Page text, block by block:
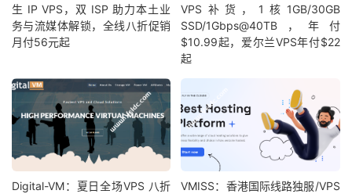
生 IP VPS，双 ISP 助力本土业
务与流媒体解锁，全线八折促销
月付56元起
VPS补货，1核1GB/30GB
SSD/1Gbps@40TB，年付
$10.99起，爱尔兰VPS年付$22
起
Digital-VM：夏日全场VPS 八折
VMISS：香港国际线路独服/VPS